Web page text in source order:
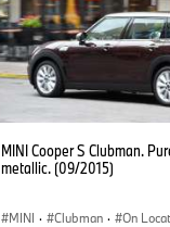
MINI Cooper S Clubman.
metallic. (09/2015)
MINI · Clubman · On